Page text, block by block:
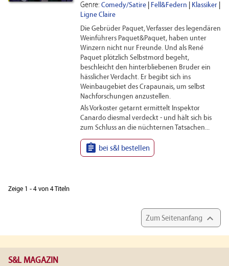
Genre: Comedy/Satire| Fell&Federn Klassiker|
Ligne Claire
Die Gebrüder Paquet, Verfasser des legendären
Weinführers Paquet&Paquet, haben unter
Winzern nicht nur Freunde. Und als René
Paquet plötzlich Selbstmord begeht,
beschleicht den hinterbliebenen Bruder ein
hässlicher Verdacht. Er begibt sich ins
Weinbaugebiet des Crapaunais, um selbst
Nachforschungen anzustellen.
Als Vorkoster getarnt ermittelt Inspektor
Canardo diesmal verdeckt - und hält sich bis
zum Schluss an die nüchternen Tatsachen...
 bei s&l bestellen
Zeige 1 - 4 von 4 Titeln
Zum Seitenanfang 
S&L MAGAZIN